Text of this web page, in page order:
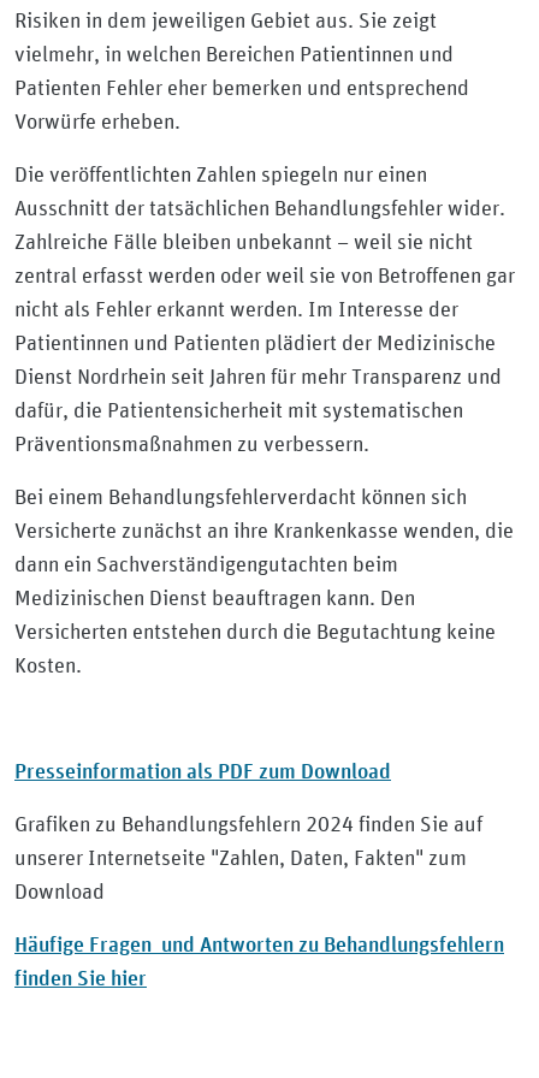
Risiken in dem jeweiligen Gebiet aus. Sie zeigt
vielmehr, in welchen Bereichen Patientinnen und
Patienten Fehler eher bemerken und entsprechend
Vorwürfe erheben.
Die veröffentlichten Zahlen spiegeln nur einen
Ausschnitt der tatsächlichen Behandlungsfehler wider.
Zahlreiche Fälle bleiben unbekannt – weil sie nicht
zentral erfasst werden oder weil sie von Betroffenen gar
nicht als Fehler erkannt werden. Im Interesse der
Patientinnen und Patienten plädiert der Medizinische
Dienst Nordrhein seit Jahren für mehr Transparenz und
dafür, die Patientensicherheit mit systematischen
Präventionsmaßnahmen zu verbessern.
Bei einem Behandlungsfehlerverdacht können sich
Versicherte zunächst an ihre Krankenkasse wenden, die
dann ein Sachverständigengutachten beim
Medizinischen Dienst beauftragen kann. Den
Versicherten entstehen durch die Begutachtung keine
Kosten.
Presseinformation als PDF zum Download
Grafiken zu Behandlungsfehlern 2024 finden Sie auf
unserer Internetseite "Zahlen, Daten, Fakten" zum
Download
Häufige Fragen und Antworten zu Behandlungsfehlern
finden Sie hier